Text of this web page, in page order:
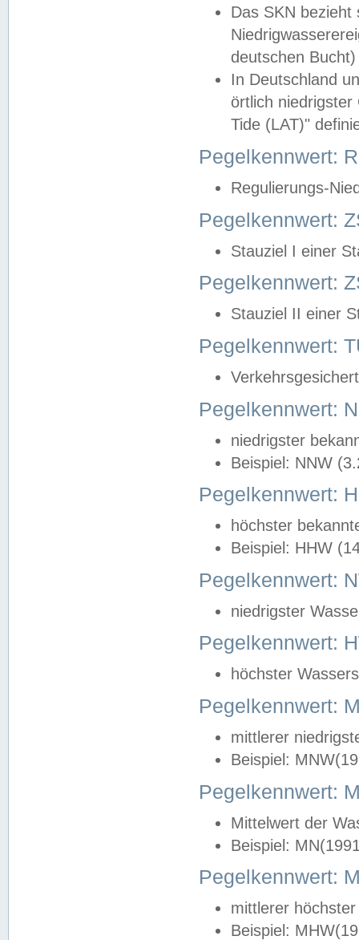
Das SKN
deutschen
In Deutschland
örtlich
Tide (LAT)"
Pegelkennwert:
Regulierungs-
Pegelkennwert:
Stauziel I einer
Pegelkennwert:
Stauziel II einer
Pegelkennwert:
Pegelkennwert:
niedrigster
Beispiel: NNW
Pegelkennwert:
höchster
Beispiel: HHW
Pegelkennwert:
niedrigster
Pegelkennwert:
höchster
Pegelkennwert:
mittlerer
Beispiel:
Pegelkennwert:
Mittelwert der
Beispiel:
Pegelkennwert:
mittlerer
Beispiel: